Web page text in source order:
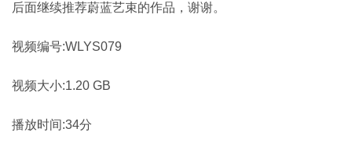
后面继续推荐蔚蓝艺束的作品，谢谢。
视频编号:WLYS079
视频大小:1.20 GB
播放时间:34分